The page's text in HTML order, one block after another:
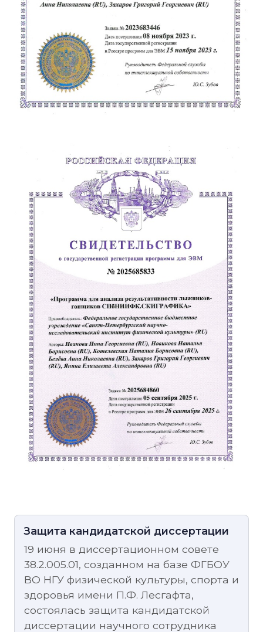
Защита кандидатской диссертации
19 июня в диссертационном совете
38.2.005.01, созданном на базе ФГБОУ
ВО НГУ физической культуры, спорта и
здоровья имени П.Ф. Лесгафта,
состоялась защита кандидатской
диссертации научного сотрудника